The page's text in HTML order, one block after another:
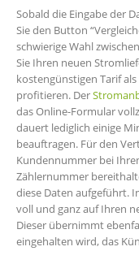
Sobald die Eingabe der
Sie den Button
schwierige Wahl
Sie Ihren neuen
kostengünstigen Tarif
profitieren. Der
das Online-Formular
dauert lediglich einige
beauftragen. Für den
Kundennummer bei
Zählernummer
diese Daten aufgeführt.
voll und ganz auf Ihren
Dieser übernimmt
eingehalten wird, das